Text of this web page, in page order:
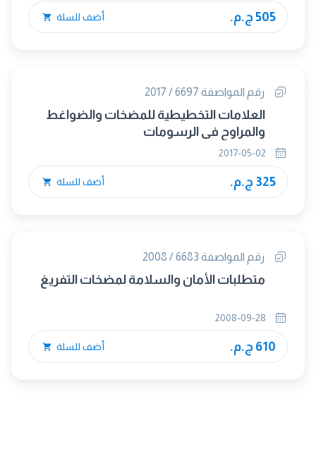
505 ج.م. أضف للسلة
رقم المواصفة 6697 / 2017
العلامات التخطيطية للمضخات والضواغط
والمراوح فى الرسومات
325 ج.م. أضف للسلة
رقم المواصفة 6683 / 2008
متطلبات الأمان والسلامة لمضخات التفريغ
610 ج.م. أضف للسلة